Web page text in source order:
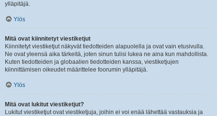
ylläpitäjä.
Ylös
Mitä ovat kiinnitetyt viestiketjut
Kiinnitetyt viestiketjut näkyvät tiedotteiden alapuolella ja ovat vain etusivulla.
Ne ovat yleensä aika tärkeitä, joten sinun tulisi lukea ne aina kun mahdollista.
Kuten tiedotteiden ja globaalien tiedotteiden kanssa, viestiketjujen
kiinnittämisen oikeudet määrittelee foorumin ylläpitäjä.
Ylös
Mitä ovat lukitut viestiketjut?
Lukitut viestiketjut ovat viestiketjuja, joihin ei voi enää lähettää vastauksia ja